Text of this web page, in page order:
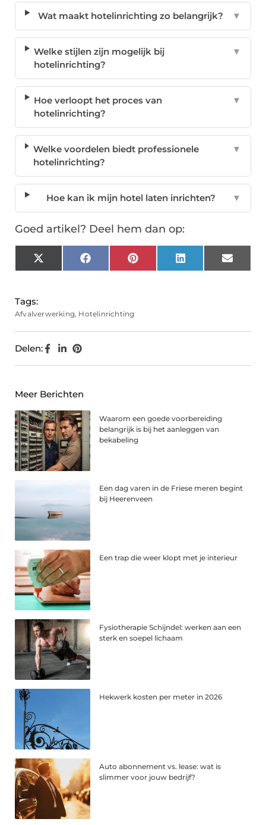
Wat maakt hotelinrichting zo belangrijk? ▼
Welke stijlen zijn mogelijk bij
hotelinrichting?
▼
Hoe verloopt het proces van
hotelinrichting?
▼
Welke voordelen biedt professionele
hotelinrichting?
▼
Hoe kan ik mijn hotel laten inrichten? ▼
Goed artikel? Deel hem dan op:
X
(Twitter)
FacebookPinterest LinkedIn Email
Tags:
Afvalverwerking, Hotelinrichting
Delen:
Meer Berichten
Waarom een goede voorbereiding
belangrijk is bij het aanleggen van
bekabeling
Een dag varen in de Friese meren begint
bij Heerenveen
Een trap die weer klopt met je interieur
Fysiotherapie Schijndel: werken aan een
sterk en soepel lichaam
Hekwerk kosten per meter in 2026
Auto abonnement vs. lease: wat is
slimmer voor jouw bedrijf?